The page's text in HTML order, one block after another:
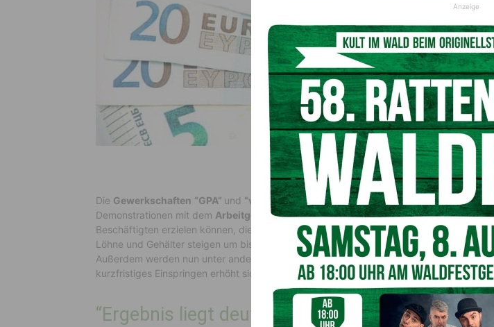
Die Gewerkschaften “GPA” und “vida”haben nach langen Verhandlungen und
Demonstrationen mit dem Arbeitgeberverband “SWÖ”eine Einigung über die Löhne
Beschäftigten erzielen können, die im privaten Gesundheits-, Sozial- und
Löhne und Gehälter steigen um bis zu 10,2 Prozent, wobei untere Einkommen stärker
Außerdem werden nun unter anderem auch Vordienstzeiten besser angerechnet und
kurzfristiges Einspringen erhöht sich um 20 Prozent.
“Ergebnis liegt deutlich über der Inflation”
Anzeige